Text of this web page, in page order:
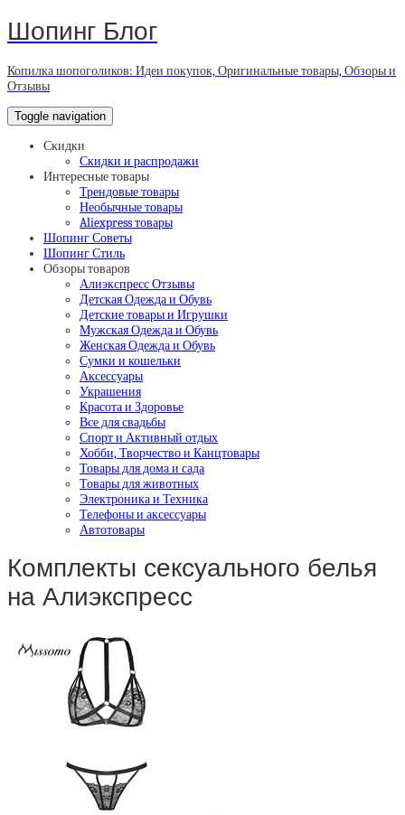
Шопинг Блог
Копилка шопоголиков: Идеи покупок, Оригинальные товары, Обзоры и
Отзывы
Toggle navigation
Скидки
Скидки и распродажи
Интересные товары
Трендовые товары
Необычные товары
Aliexpress товары
Шопинг Советы
Шопинг Стиль
Обзоры товаров
Алиэкспресс Отзывы
Детская Одежда и Обувь
Детские товары и Игрушки
Мужская Одежда и Обувь
Женская Одежда и Обувь
Сумки и кошельки
Аксессуары
Украшения
Красота и Здоровье
Все для свадьбы
Спорт и Активный отдых
Хобби, Творчество и Канцтовары
Товары для дома и сада
Товары для животных
Электроника и Техника
Телефоны и аксессуары
Автотовары
Комплекты сексуального белья
на Алиэкспресс